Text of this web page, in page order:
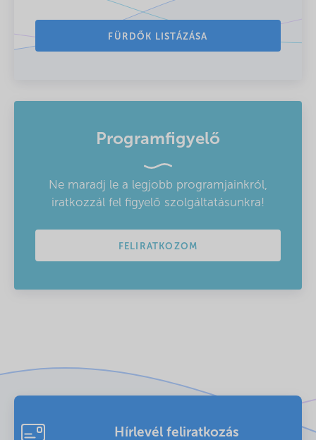
FÜRDŐK LISTÁZÁSA
Programfigyelő
Ne maradj le a legjobb programjainkról,
iratkozzál fel figyelő szolgáltatásunkra!
FELIRATKOZOM
Hírlevél feliratkozás